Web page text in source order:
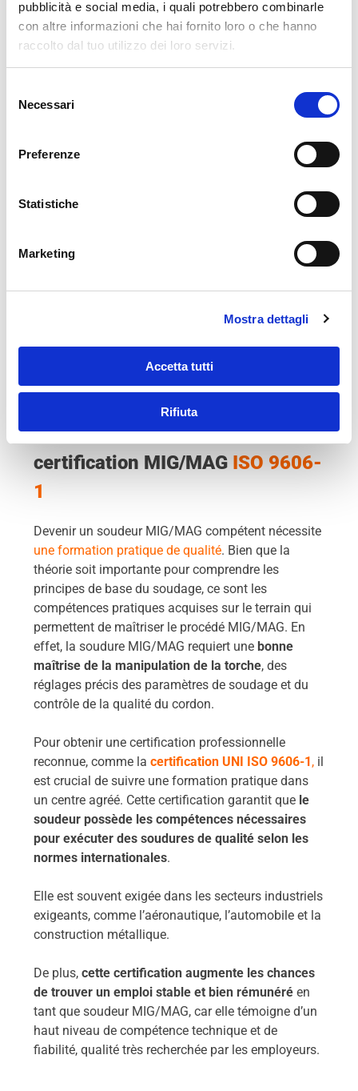
pubblicità e social media, i quali potrebbero combinarle
con altre informazioni che hai fornito loro o che hanno
raccolto dal tuo utilizzo dei loro servizi.
process your information.
delNecessari
Preferenze
Statistiche
Marketing
Mostra dettagli
Accetta tutti
Rifiuta
pièces dans des machines industrielles
complexes.
7. L’importance de la formation
pratique pour obtenir une
certification MIG/MAG ISO 9606-
1
Devenir un soudeur MIG/MAG compétent nécessite
une formation pratique de qualité. Bien que la
théorie soit importante pour comprendre les
principes de base du soudage, ce sont les
compétences pratiques acquises sur le terrain qui
permettent de maîtriser le procédé MIG/MAG. En
effet, la soudure MIG/MAG requiert une bonne
maîtrise de la manipulation de la torche, des
réglages précis des paramètres de soudage et du
contrôle de la qualité du cordon.
Pour obtenir une certification professionnelle
reconnue, comme lacertification UNI ISO 9606-1 , il
est crucial de suivre une formation pratique dans
un centre agréé. Cette certification garantit que le
soudeur possède les compétences nécessaires
pour exécuter des soudures de qualité selon les
normes internationales.
Elle est souvent exigée dans les secteurs industriels
exigeants, comme l’aéronautique, l’automobile et la
construction métallique.
De plus,cette certification augmente les chances
de trouver un emploi stable et bien rémunéré en
tant que soudeur MIG/MAG, car elle témoigne d’un
haut niveau de compétence technique et de
fiabilité, qualité très recherchée par les employeurs.